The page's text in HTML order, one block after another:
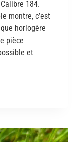
184.
montre, c’est
horlogère
pièce
et